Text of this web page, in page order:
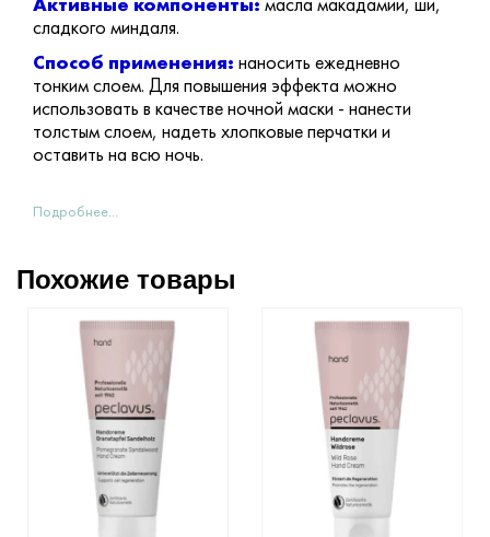
сладкого миндаля.
Способ применения: наносить ежедневно
тонким слоем. Для повышения эффекта можно
использовать в качестве ночной маски - нанести
толстым слоем, надеть хлопковые перчатки и
оставить на всю ночь.
Подробнее...
Похожие товары